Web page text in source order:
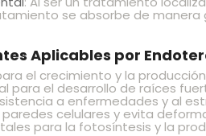
se absorbe de
Aplicables por
el crecimiento y la
para el desarrollo de raíces
a enfermedades y al
paredes celulares y evita
para la fotosíntesis y la